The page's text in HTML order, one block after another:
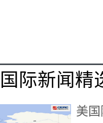
国际新闻精
美